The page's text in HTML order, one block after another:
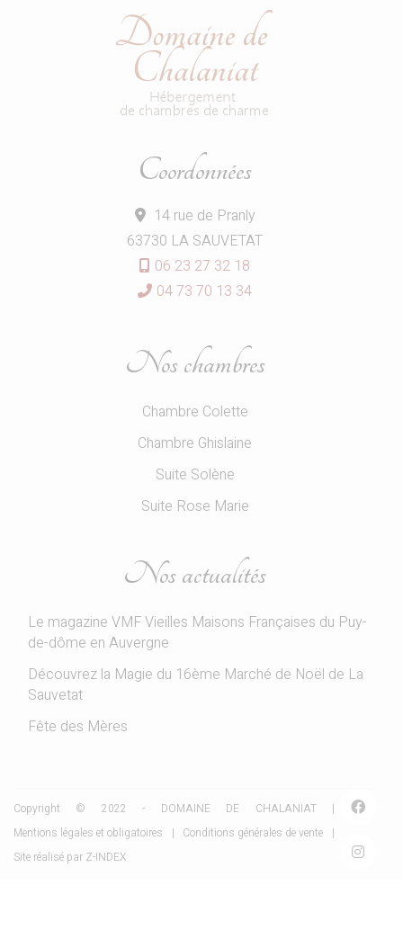
Coordonnées
14 rue de Pranly
63730 LA SAUVETAT
06 23 27 32 18
04 73 70 13 34
Nos chambres
Chambre Colette
Chambre Ghislaine
Suite Solène
Suite Rose Marie
Nos actualités
Le magazine VMF Vieilles Maisons Françaises du Puy-
de-dôme en Auvergne
Découvrez la Magie du 16ème Marché de Noël de La
Sauvetat
Fête des Mères
Copyright © 2022 - DOMAINE DE CHALANIAT |
Mentions légales et obligatoires | Conditions générales de vente |
Site réalisé par Z-INDEX